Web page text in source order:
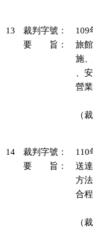
13 裁判字號：
109
要 旨：
旅
施
、
營業
（
14 裁判字號：
110
要 旨：
送
方
合
（